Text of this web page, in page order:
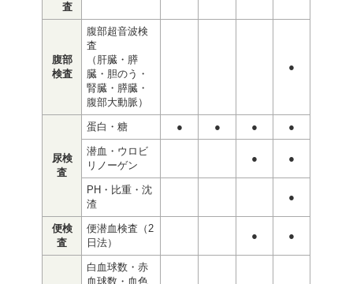
査
腹部
検査
腹部超音波検
査
（肝臓・膵
臓・胆のう・
腎臓・膵臓・
腹部大動脈）
●
尿検
査
蛋白・糖 ● ● ● ●
潜血・ウロビ
リノーゲン
● ●
PH・比重・沈
渣
●
便検
査
便潜血検査（2
日法）
● ●
白血球数・赤
血球数・血色